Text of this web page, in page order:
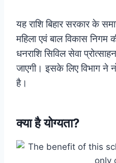
यह राशि बिहार सरकार के
महिला एवं बाल विकास
धनराशि सिविल सेवा
जाएगी। इसके लिए विभाग ने
है।
क्या है योग्यता?